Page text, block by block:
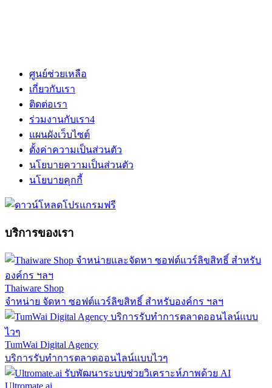
ศูนย์ช่วยเหลือ
เกี่ยวกับเรา
ติดต่อเรา
ร่วมงานกับเรา4
แผนผังเว็บไซต์
ตั้งค่าความเป็นส่วนตัว
นโยบายความเป็นส่วนตัว
นโยบายคุกกี้
บริการของเรา
Thaiware Shop
จำหน่าย จัดหา ซอฟต์แวร์ลิขสิทธิ์ สำหรับองค์กร ฯลฯ
TumWai Digital Agency
บริการรับทำการตลาดออนไลน์แบบไวๆ